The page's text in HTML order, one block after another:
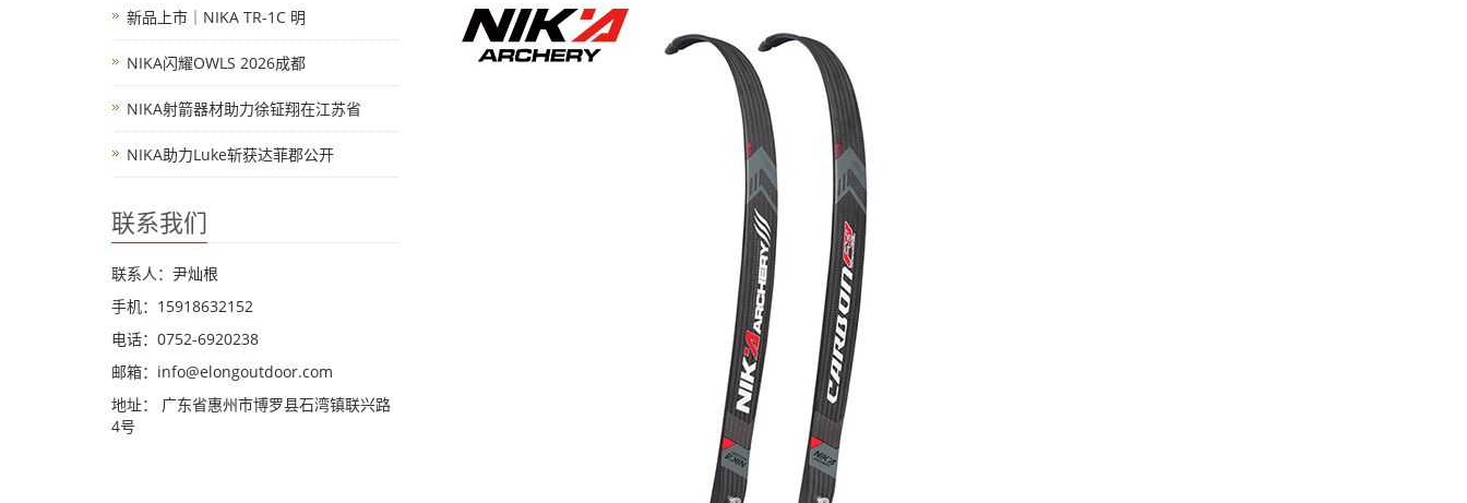
新品上市｜NIKA TR-1C 明
NIKA闪耀OWLS 2026成都
NIKA射箭器材助力徐钲翔在江苏省
NIKA助力Luke斩获达菲郡公开
联系我们
联系人：尹灿根
手机：15918632152
电话：0752-6920238
邮箱： info@elongoutdoor.com
地址： 广东省惠州市博罗县石湾镇联兴路
4号